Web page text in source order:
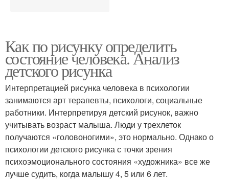
Как по рисунку определить
состояние человека. Анализ
детского рисунка
Интерпретацией рисунка человека в психологии
занимаются арт терапевты, психологи, социальные
работники. Интерпретируя детский рисунок, важно
учитывать возраст малыша. Люди у трехлеток
получаются «головоногими», это нормально. Однако о
психологии детского рисунка с точки зрения
психоэмоционального состояния «художника» все же
лучше судить, когда малышу 4, 5 или 6 лет.